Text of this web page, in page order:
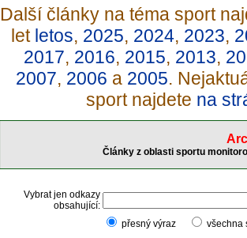
Další články na téma sport
let letos, 2025, 2024, 2023,
2017, 2016, 2015, 2013,
2007, 2006 a 2005.
sport najdete na
Články z oblasti sportu
Vybrat jen odkazy
obsahující:
přesný výraz